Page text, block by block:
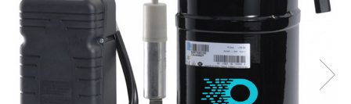
REZISTENTE DIGIVRARE
REZISTENTE SILICONICE
Uleiuri
Ventilatoare
Ventilatoare EbmPapst
Compresoare Cubigel R134a
Compresoare Cubigel R404a
Compresoare Jiaxipera
VAPORIZATOARE LU-VE